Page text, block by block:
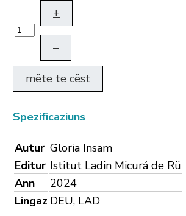
+
–
mëte te cëst
Spezificaziuns
Autur Gloria Insam
Editur Istitut Ladin Micurá de Rü
Ann
2024
Lingaz DEU, LAD